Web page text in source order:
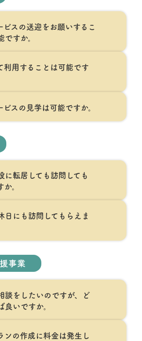
ビスの送迎をお願いするこ
ですか。
利用することは可能です
ビスの見学は可能ですか。
に転居しても訪問しても
か。
日にも訪問してもらえま
事業
談をしたいのですが、ど
良いですか。
ンの作成に料金は発生し